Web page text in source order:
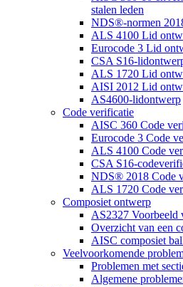
stalen leden
NDS®-normen
ALS 4100 Lid
Eurocode 3 Lid
CSA S16-
ALS 1720 Lid
AISI 2012 Lid
AS4600-lidontwerp
Code verificatie
AISC 360 Code
Eurocode 3 Code
ALS 4100 Code
CSA S16-
NDS® 2018 Code
ALS 1720 Code
Composiet ontwerp
AS2327 Voorbeeld
Overzicht van een
AISC composiet
Veelvoorkomende
Problemen met
Algemene